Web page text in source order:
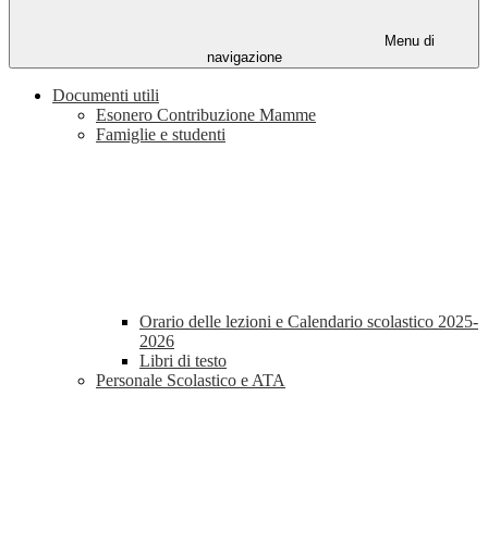
Menu di
navigazione
Documenti utili
Esonero Contribuzione Mamme
Famiglie e studenti
Orario delle lezioni e Calendario scolastico 2025-
2026
Libri di testo
Personale Scolastico e ATA